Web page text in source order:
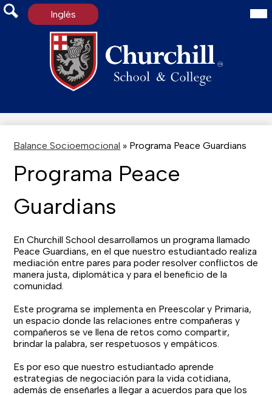
Inglés
Balance Socioemocional » Programa Peace Guardians
Programa Peace
Guardians
En Churchill School desarrollamos un programa llamado
Peace Guardians, en el que nuestro estudiantado realiza
mediación entre pares para poder resolver conflictos de
manera justa, diplomática y para el beneficio de la
comunidad.
Este programa se implementa en Preescolar y Primaria,
un espacio donde las relaciones entre compañeras y
compañeros se ve llena de retos como compartir,
brindar la palabra, ser respetuosos y empáticos.
Es por eso que nuestro estudiantado aprende
estrategias de negociación para la vida cotidiana,
además de enseñarles a llegar a acuerdos para que los